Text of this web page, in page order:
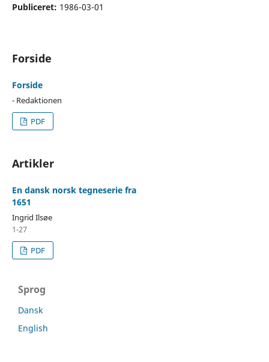
Publiceret: 1986-03-01
Forside
Forside
- Redaktionen
PDF
Artikler
En dansk norsk tegneserie fra
1651
Ingrid Ilsøe
1-27
PDF
Sprog
Dansk
English